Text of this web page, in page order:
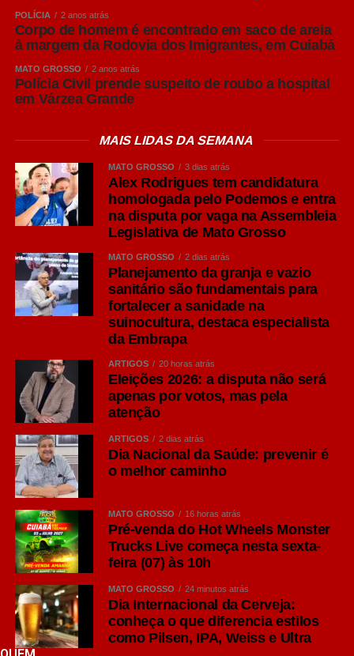
POLÍCIA 2 anos atrás
Corpo de homem é encontrado em saco de areia
à margem da Rodovia dos Imigrantes, em Cuiabá
MATO GROSSO 2 anos atrás
Polícia Civil prende suspeito de roubo a hospital
em Várzea Grande
MAIS LIDAS DA SEMANA
MATO GROSSO 3 dias atrás
Alex Rodrigues tem candidatura
homologada pelo Podemos e entra
na disputa por vaga na Assembleia
Legislativa de Mato Grosso
MATO GROSSO 2 dias atrás
Planejamento da granja e vazio
sanitário são fundamentais para
fortalecer a sanidade na
suinocultura, destaca especialista
da Embrapa
ARTIGOS 20 horas atrás
Eleições 2026: a disputa não será
apenas por votos, mas pela
atenção
ARTIGOS 2 dias atrás
Dia Nacional da Saúde: prevenir é
o melhor caminho
MATO GROSSO 16 horas atrás
Pré-venda do Hot Wheels Monster
Trucks Live começa nesta sexta-
feira (07) às 10h
MATO GROSSO 24 minutos atrás
Dia Internacional da Cerveja:
conheça o que diferencia estilos
como Pilsen, IPA, Weiss e Ultra